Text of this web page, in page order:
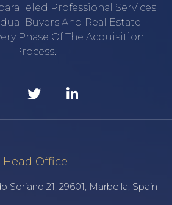
Professional Services
Buyers And Real Estate
Phase Of The Acquisition
Process.
Head Office
Soriano 21, 29601, Marbella, Spain